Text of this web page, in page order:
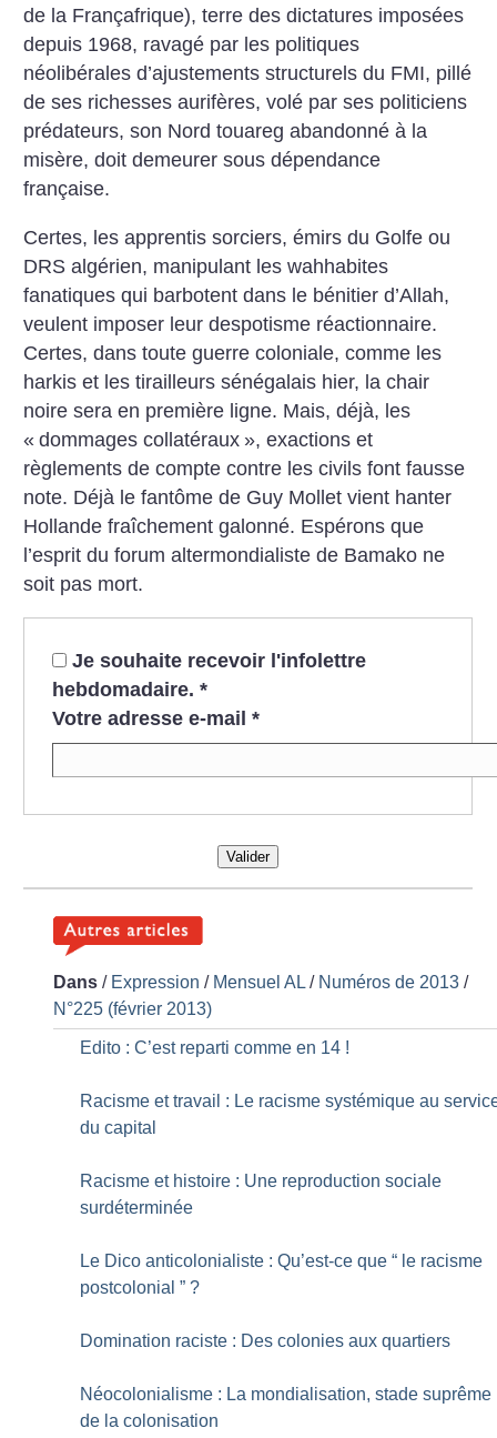
de la Françafrique), terre des dictatures imposées
depuis 1968, ravagé par les politiques
néolibérales d’ajustements structurels du FMI, pillé
de ses richesses aurifères, volé par ses politiciens
prédateurs, son Nord touareg abandonné à la
misère, doit demeurer sous dépendance
française.
Certes, les apprentis sorciers, émirs du Golfe ou
DRS algérien, manipulant les wahhabites
fanatiques qui barbotent dans le bénitier d’Allah,
veulent imposer leur despotisme réactionnaire.
Certes, dans toute guerre coloniale, comme les
harkis et les tirailleurs sénégalais hier, la chair
noire sera en première ligne. Mais, déjà, les
« dommages collatéraux », exactions et
règlements de compte contre les civils font fausse
note. Déjà le fantôme de Guy Mollet vient hanter
Hollande fraîchement galonné. Espérons que
l’esprit du forum altermondialiste de Bamako ne
soit pas mort.
Je souhaite recevoir l'infolettre
hebdomadaire. *
Votre adresse e-mail *
Valider
Dans / Expression / Mensuel AL/ Numéros de 2013 /
N°225 (février 2013)
Edito : C’est reparti comme en 14 !
Racisme et travail : Le racisme systémique au
du capital
Racisme et histoire : Une reproduction sociale
surdéterminée
Le Dico anticolonialiste : Qu’est-ce que “ le racisme
postcolonial ” ?
Domination raciste : Des colonies aux quartiers
Néocolonialisme : La mondialisation, stade suprême
de la colonisation